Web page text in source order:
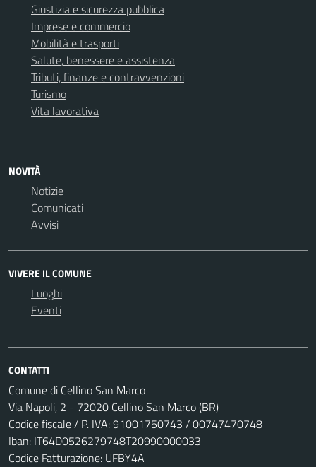
Giustizia e sicurezza pubblica
Imprese e commercio
Mobilità e trasporti
Salute, benessere e assistenza
Tributi, finanze e contravvenzioni
Turismo
Vita lavorativa
NOVITÀ
Notizie
Comunicati
Avvisi
VIVERE IL COMUNE
Luoghi
Eventi
CONTATTI
Comune di Cellino San Marco
Via Napoli, 2 - 72020 Cellino San Marco (BR)
Codice fiscale / P. IVA: 91001750743 / 00747470748
Iban: IT64D0526279748T20990000033
Codice Fatturazione: UFBY4A